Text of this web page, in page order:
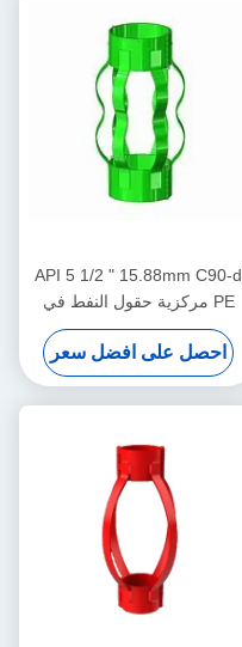
API 5 1/2 " 15.88mm C90-d
PE مركزية حقول النفط في
عمليات النفط والغاز
احصل على افضل سعر